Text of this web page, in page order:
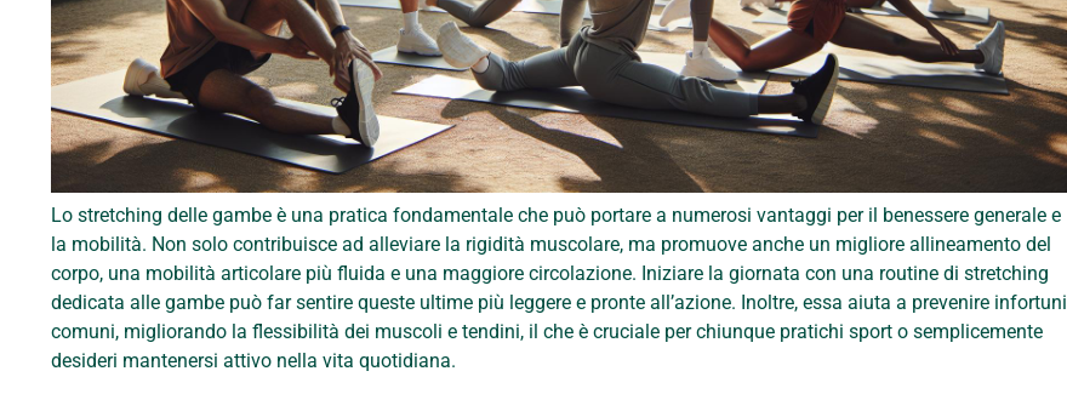
Lo stretching delle gambe è una pratica fondamentale che può portare a numerosi vantaggi per il benessere generale e
la mobilità. Non solo contribuisce ad alleviare la rigidità muscolare, ma promuove anche un migliore allineamento del
corpo, una mobilità articolare più fluida e una maggiore circolazione. Iniziare la giornata con una routine di stretching
dedicata alle gambe può far sentire queste ultime più leggere e pronte all’azione. Inoltre, essa aiuta a prevenire infortuni
comuni, migliorando la flessibilità dei muscoli e tendini, il che è cruciale per chiunque pratichi sport o semplicemente
desideri mantenersi attivo nella vita quotidiana.